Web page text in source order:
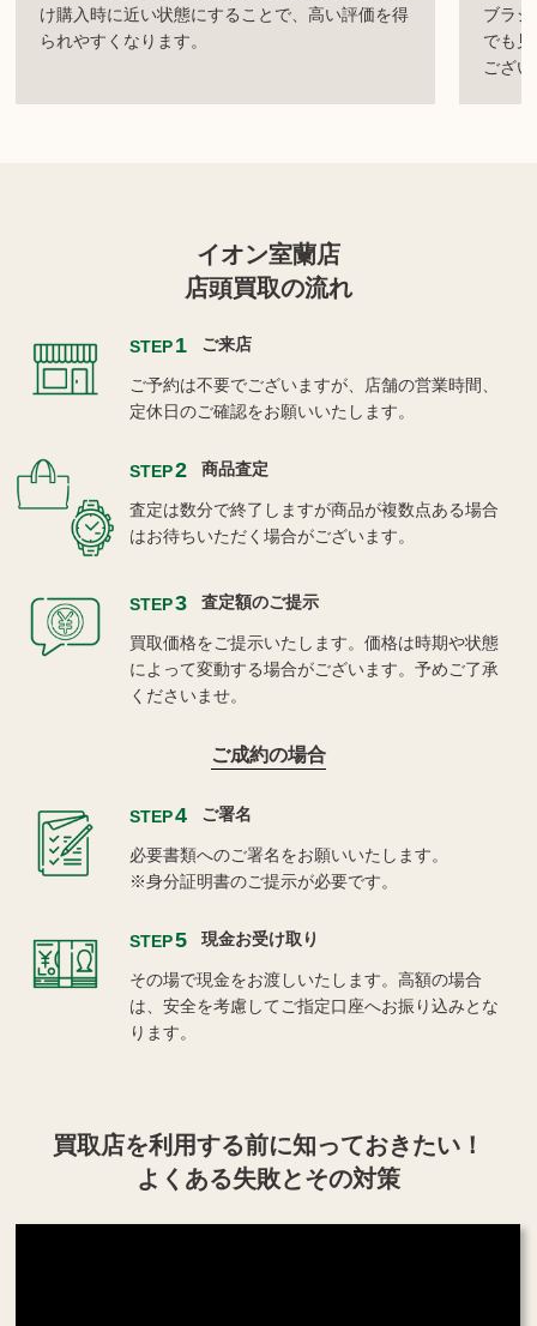
け購入時に近い状態にすることで、高い評価を得
られやすくなります。
ブラ
でも
ござ
イオン室蘭店
店頭買取の流れ
STEP1 ご来店
ご予約は不要でございますが、店舗の営業時間、
定休日のご確認をお願いいたします。
STEP2 商品査定
査定は数分で終了しますが商品が複数点ある場合
はお待ちいただく場合がございます。
STEP3 査定額のご提示
買取価格をご提示いたします。価格は時期や状態
によって変動する場合がございます。予めご了承
くださいませ。
ご成約の場合
STEP4 ご署名
必要書類へのご署名をお願いいたします。
※身分証明書のご提示が必要です。
STEP5 現金お受け取り
その場で現金をお渡しいたします。高額の場合
は、安全を考慮してご指定口座へお振り込みとな
ります。
買取店を利用する前に知っておきたい！
よくある失敗とその対策